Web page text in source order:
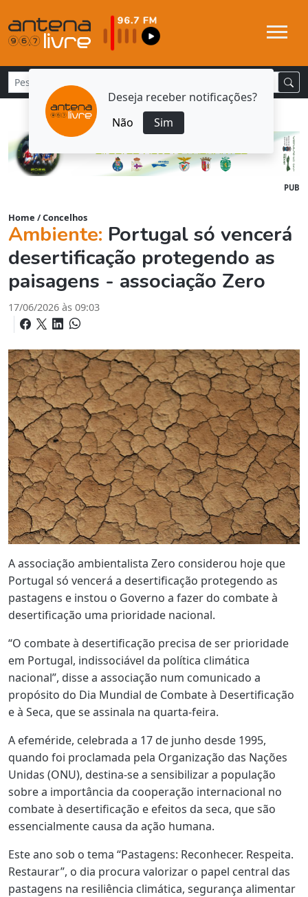
Deseja receber notificações?
Não
Sim
PUB
Home /Concelhos
Ambiente: Portugal só vencerá
desertificação protegendo as
paisagens - associação Zero
17/06/2026 às 09:03
A associação ambientalista Zero considerou hoje que
Portugal só vencerá a desertificação protegendo as
pastagens e instou o Governo a fazer do combate à
desertificação uma prioridade nacional.
“O combate à desertificação precisa de ser prioridade
em Portugal, indissociável da política climática
nacional”, disse a associação num comunicado a
propósito do Dia Mundial de Combate à Desertificação
e à Seca, que se assinala na quarta-feira.
A efeméride, celebrada a 17 de junho desde 1995,
quando foi proclamada pela Organização das Nações
Unidas (ONU), destina-se a sensibilizar a população
sobre a importância da cooperação internacional no
combate à desertificação e efeitos da seca, que são
essencialmente causa da ação humana.
Este ano sob o tema “Pastagens: Reconhecer. Respeita.
Restaurar”, o dia procura valorizar o papel central das
pastagens na resiliência climática, segurança alimentar